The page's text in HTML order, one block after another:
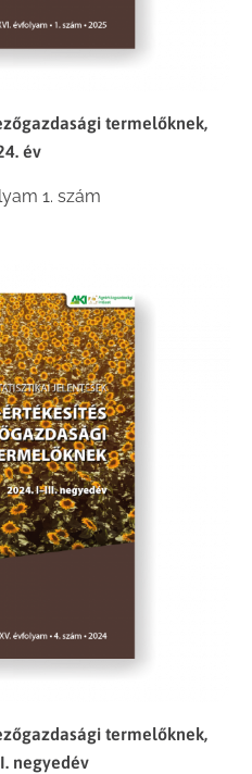
termelőknek,
év
1. szám
termelőknek,
negyedév